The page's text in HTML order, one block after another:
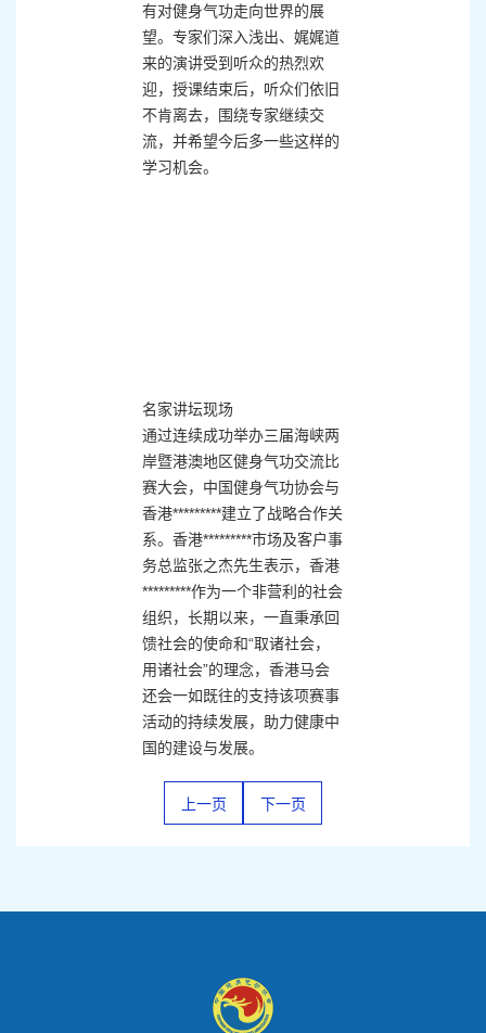
有对健身气功走向世界的展
望。专家们深入浅出、娓娓道
来的演讲受到听众的热烈欢
迎，授课结束后，听众们依旧
不肯离去，围绕专家继续交
流，并希望今后多一些这样的
学习机会。
名家讲坛现场
通过连续成功举办三届海峡两
岸暨港澳地区健身气功交流比
赛大会，中国健身气功协会与
香港*********建立了战略合作关
系。香港*********市场及客户事
务总监张之杰先生表示，香港
*********作为一个非营利的社会
组织，长期以来，一直秉承回
馈社会的使命和“取诸社会，
用诸社会”的理念，香港马会
还会一如既往的支持该项赛事
活动的持续发展，助力健康中
国的建设与发展。
上一页 下一页